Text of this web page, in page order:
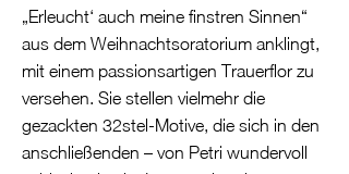
„Erleucht‘ auch meine finstren Sinnen“
aus dem Weihnachtsoratorium anklingt,
mit einem passionsartigen Trauerflor zu
versehen. Sie stellen vielmehr die
gezackten 32stel-Motive, die sich in den
anschließenden – von Petri wundervoll